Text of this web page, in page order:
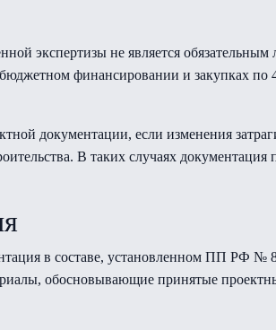
экспертизы не является
бюджетном финансировании и закупках
документации, если изменения
В таких случаях
в составе, установленном ПП РФ №
обосновывающие принятые